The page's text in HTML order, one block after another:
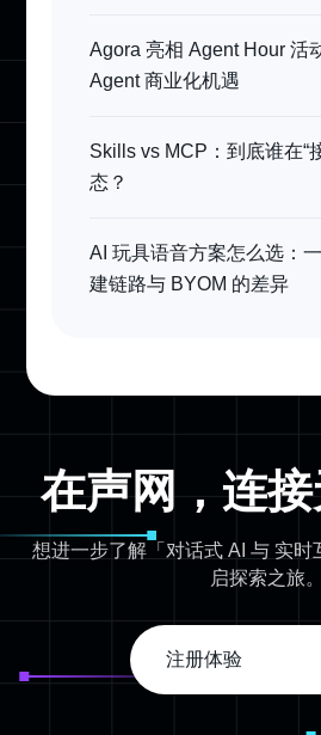
Agora 亮相 Agent Hour 活
Agent 商业化机遇
Skills vs MCP：到底谁在“
态？
AI 玩具语音方案怎么选：
建链路与 BYOM 的差异
在声网，连
想进一步了解「对话式 AI 与 实时
启探索之旅。
注册体验